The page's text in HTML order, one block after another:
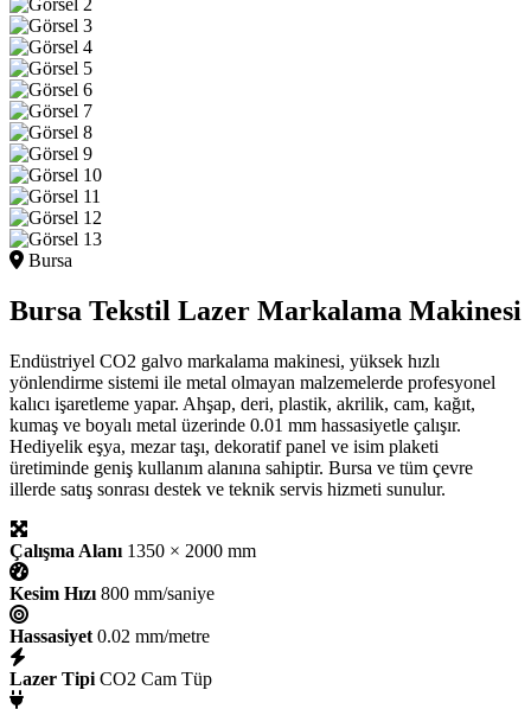
Bursa
Bursa Tekstil Lazer Markalama Makinesi
Endüstriyel CO2 galvo markalama makinesi, yüksek hızlı
yönlendirme sistemi ile metal olmayan malzemelerde profesyonel
kalıcı işaretleme yapar. Ahşap, deri, plastik, akrilik, cam, kağıt,
kumaş ve boyalı metal üzerinde 0.01 mm hassasiyetle çalışır.
Hediyelik eşya, mezar taşı, dekoratif panel ve isim plaketi
üretiminde geniş kullanım alanına sahiptir. Bursa ve tüm çevre
illerde satış sonrası destek ve teknik servis hizmeti sunulur.
Çalışma Alanı 1350 × 2000 mm
Kesim Hızı 800 mm/saniye
Hassasiyet 0.02 mm/metre
Lazer Tipi CO2 Cam Tüp